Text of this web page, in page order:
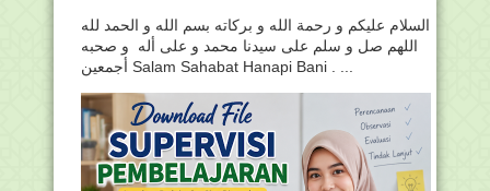
السلام عليكم و رحمة الله و بركاته بسم الله و الحمد لله
اللهم صل و سلم على سيدنا محمد و على أله و صحبه
أجمعين Salam Sahabat Hanapi Bani . ...